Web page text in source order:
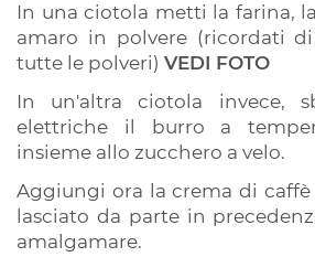
In una ciotola metti la farina,
amaro in polvere (ricordati
tutte le polveri) VEDI FOTO
In un'altra ciotola invece,
elettriche il burro a
insieme allo zucchero a velo.
Aggiungi ora la crema di caffè
lasciato da parte in
amalgamare.